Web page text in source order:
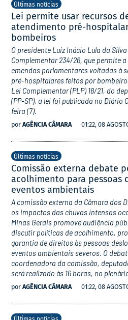
Últimas notícias
Lei permite usar recursos
atendimento pré-
bombeiros
O presidente Luiz Inácio Lula da
Complementar 234/26, que permite
emendas parlamentares voltadas à
pré-hospitalares feitos por
Lei Complementar (PLP) 18/21, do
(PP-SP), a lei foi publicada no Diário
feira (7).
por AGÊNCIA CÂMARA 01:22, 08
Últimas notícias
Comissão externa debate
acolhimento para pessoas
eventos ambientais
A comissão externa da Câmara dos
os impactos das chuvas intensas
Minas Gerais promove audiência
discutir políticas de acolhimento,
garantia de direitos às pessoas
eventos ambientais severos. O
coordenadora da comissão,
será realizado às 16 horas, no
por AGÊNCIA CÂMARA 01:22, 08